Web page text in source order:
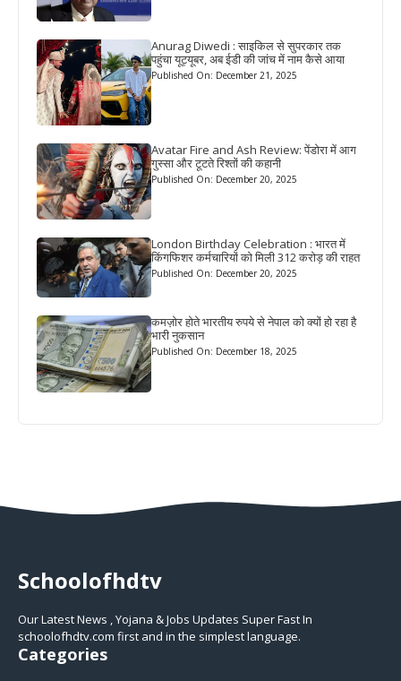
Anurag Diwedi : साइकिल से सुपरकार तक
पहुंचा यूट्यूबर, अब ईडी की जांच में नाम कैसे आया
Published On: December 21, 2025
Avatar Fire and Ash Review: पेंडोरा में आग
गुस्सा और टूटते रिश्तों की कहानी
Published On: December 20, 2025
London Birthday Celebration : भारत में
किंगफिशर कर्मचारियों को मिली 312 करोड़ की राहत
Published On: December 20, 2025
कमज़ोर होते भारतीय रुपये से नेपाल को क्यों हो रहा है
भारी नुकसान
Published On: December 18, 2025
Schoolofhdtv
Our Latest News , Yojana & Jobs Updates Super Fast In
schoolofhdtv.com first and in the simplest language.
Categories